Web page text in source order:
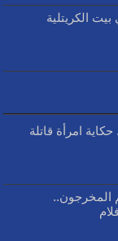
الكريتلية
امرأة قاتلة
المخرجون..